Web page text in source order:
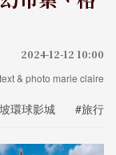
2024-12-12 10:00
text & photo marie claire
環球影城 #旅行